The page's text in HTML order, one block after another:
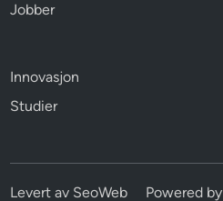
Jobber
Innovasjon
Studier
Levert av SeoWeb Powered by